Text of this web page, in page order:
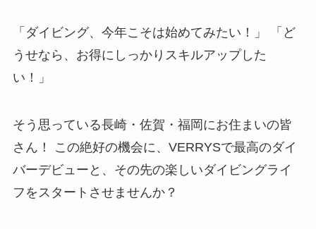
「ダイビング、今年こそは始めてみたい！」 「ど
うせなら、お得にしっかりスキルアップした
い！」
そう思っている長崎・佐賀・福岡にお住まいの皆
さん！ この絶好の機会に、VERRYSで最高のダイ
バーデビューと、その先の楽しいダイビングライ
フをスタートさせませんか？